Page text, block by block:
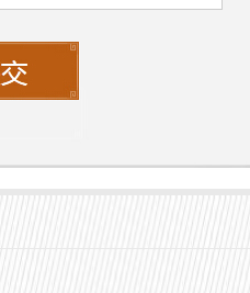
者较少，等待时间
一所专注于皮肤病研
医院拥有一流的医